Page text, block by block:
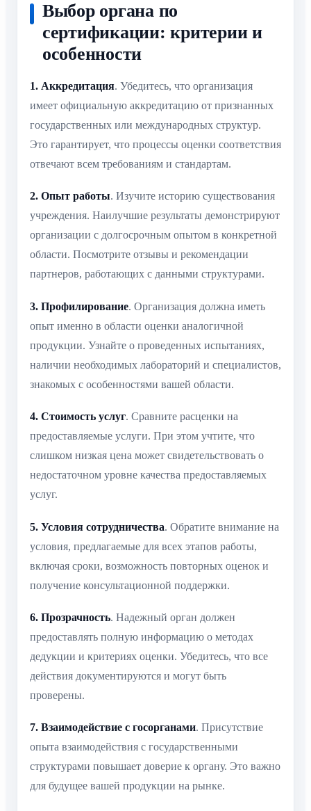
Выбор органа по
сертификации: критерии и
особенности
1. Аккредитация. Убедитесь, что организация
имеет официальную аккредитацию от признанных
государственных или международных структур.
Это гарантирует, что процессы оценки соответствия
отвечают всем требованиям и стандартам.
2. Опыт работы. Изучите историю существования
учреждения. Наилучшие результаты демонстрируют
организации с долгосрочным опытом в конкретной
области. Посмотрите отзывы и рекомендации
партнеров, работающих с данными структурами.
3. Профилирование. Организация должна иметь
опыт именно в области оценки аналогичной
продукции. Узнайте о проведенных испытаниях,
наличии необходимых лабораторий и специалистов,
знакомых с особенностями вашей области.
4. Стоимость услуг. Сравните расценки на
предоставляемые услуги. При этом учтите, что
слишком низкая цена может свидетельствовать о
недостаточном уровне качества предоставляемых
услуг.
5. Условия сотрудничества. Обратите внимание на
условия, предлагаемые для всех этапов работы,
включая сроки, возможность повторных оценок и
получение консультационной поддержки.
6. Прозрачность. Надежный орган должен
предоставлять полную информацию о методах
дедукции и критериях оценки. Убедитесь, что все
действия документируются и могут быть
проверены.
7. Взаимодействие с госорганами. Присутствие
опыта взаимодействия с государственными
структурами повышает доверие к органу. Это важно
для будущее вашей продукции на рынке.